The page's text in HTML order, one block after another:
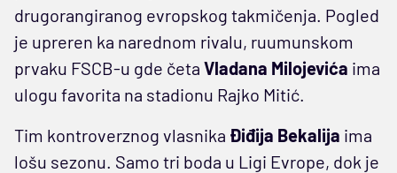
drugorangiranog evropskog takmičenja. Pogled
je upreren ka narednom rivalu, ruumunskom
prvaku FSCB-u gde četa Vladana Milojevića ima
ulogu favorita na stadionu Rajko Mitić.
Tim kontroverznog vlasnika Điđija Bekalija ima
lošu sezonu. Samo tri boda u Ligi Evrope, dok je